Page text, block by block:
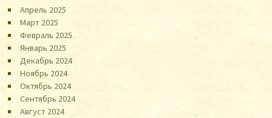
Апрель 2025
Март 2025
Февраль 2025
Январь 2025
Декабрь 2024
Ноябрь 2024
Октябрь 2024
Сентябрь 2024
Август 2024